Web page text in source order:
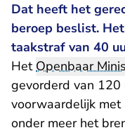
Dat heeft het
beroep beslist.
taakstraf van 40
HetOpenbaar
gevorderd van
voorwaardelijk
onder meer het